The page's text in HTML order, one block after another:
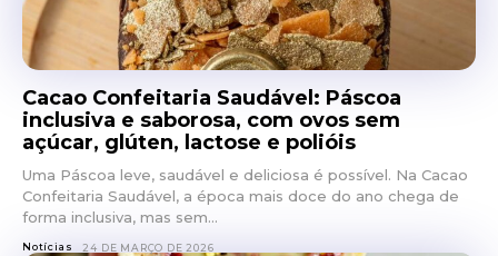
Cacao Confeitaria Saudável: Páscoa
inclusiva e saborosa, com ovos sem
açúcar, glúten, lactose e polióis
Uma Páscoa leve, saudável e deliciosa é possível. Na Cacao
Confeitaria Saudável, a época mais doce do ano chega de
forma inclusiva, mas sem...
Notícias 24 DE MARÇO DE 2026